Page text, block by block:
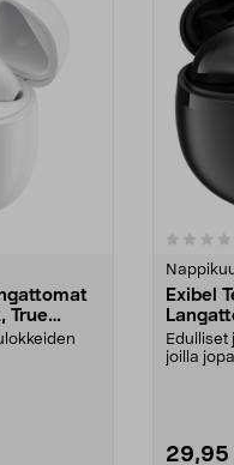
True
Exibel
Edulliset
joilla
29,95